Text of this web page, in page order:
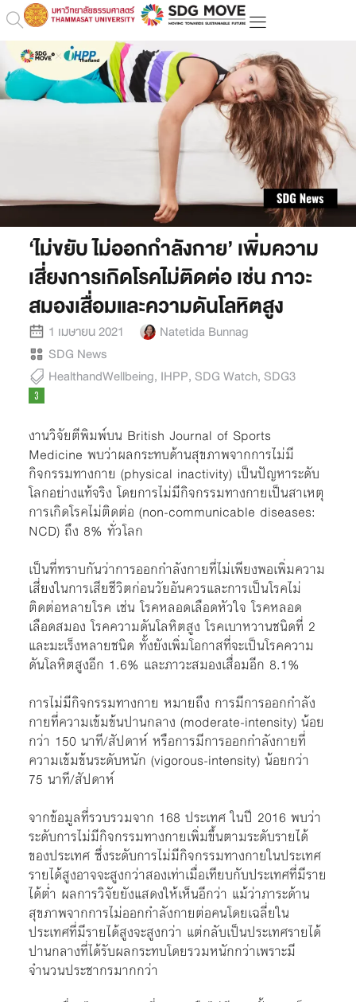
‘ไม่ขยับ ไม่ออกกำลังกาย’ เพิ่มความ
เสี่ยงการเกิดโรคไม่ติดต่อ เช่น ภาวะ
สมองเสื่อมและความดันโลหิตสูง
1 เมษายน 2021
Natetida Bunnag
SDG News
HealthandWellbeing, IHPP, SDG Watch, SDG3
งานวิจัยตีพิมพ์บน British Journal of Sports
Medicine พบว่าผลกระทบด้านสุขภาพจากการไม่มี
กิจกรรมทางกาย (physical inactivity) เป็นปัญหาระดับ
โลกอย่างแท้จริง โดยการไม่มีกิจกรรมทางกายเป็นสาเหตุ
การเกิดโรคไม่ติดต่อ (non-communicable diseases:
NCD) ถึง 8% ทั่วโลก
เป็นที่ทราบกันว่าการออกกำลังกายที่ไม่เพียงพอเพิ่มความ
เสี่ยงในการเสียชีวิตก่อนวัยอันควรและการเป็นโรคไม่
ติดต่อหลายโรค เช่น โรคหลอดเลือดหัวใจ โรคหลอด
เลือดสมอง โรคความดันโลหิตสูง โรคเบาหวานชนิดที่ 2
และมะเร็งหลายชนิด ทั้งยังเพิ่มโอกาสที่จะเป็นโรคความ
ดันโลหิตสูงอีก 1.6% และภาวะสมองเสื่อมอีก 8.1%
การไม่มีกิจกรรมทางกาย หมายถึง การมีการออกกำลัง
กายที่ความเข้มข้นปานกลาง (moderate-intensity) น้อย
กว่า 150 นาที/สัปดาห์ หรือการมีการออกกำลังกายที่
ความเข้มข้นระดับหนัก (vigorous-intensity) น้อยกว่า
75 นาที/สัปดาห์
จากข้อมูลที่รวบรวมจาก 168 ประเทศ ในปี 2016 พบว่า
ระดับการไม่มีกิจกรรมทางกายเพิ่มขึ้นตามระดับรายได้
ของประเทศ ซึ่งระดับการไม่มีกิจกรรมทางกายในประเทศ
รายได้สูงอาจจะสูงกว่าสองเท่าเมื่อเทียบกับประเทศที่มีราย
ได้ต่ำ ผลการวิจัยยังแสดงให้เห็นอีกว่า แม้ว่าภาระด้าน
สุขภาพจากการไม่ออกกำลังกายต่อคนโดยเฉลี่ยใน
ประเทศที่มีรายได้สูงจะสูงกว่า แต่กลับเป็นประเทศรายได้
ปานกลางที่ได้รับผลกระทบโดยรวมหนักกว่าเพราะมี
จำนวนประชากรมากกว่า